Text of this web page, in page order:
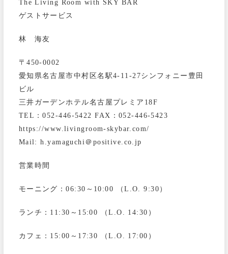
The Living Room with SKY BAR
ゲストサービス
林 海友
〒450-0002
愛知県名古屋市中村区名駅4-11-27シンフォニー豊田
ビル
三井ガーデンホテル名古屋プレミア18F
TEL：052-446-5422 FAX：052-446-5423
https://www.livingroom-skybar.com/
Mail: h.yamaguchi＠positive.co.jp
営業時間
モーニング：06:30～10:00 （L.O. 9:30）
ランチ：11:30～15:00 （L.O. 14:30）
カフェ：15:00～17:30 （L.O. 17:00）